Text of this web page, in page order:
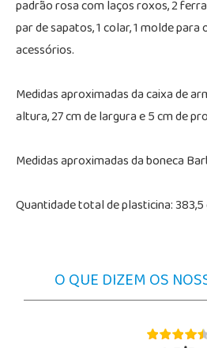
padrão rosa com laços roxos, 2
par de sapatos, 1 colar, 1 molde
acessórios.
Medidas aproximadas da caixa de
altura, 27 cm de largura e 5 cm de
Medidas aproximadas da boneca
Quantidade total de plasticina:
O QUE DIZEM OS